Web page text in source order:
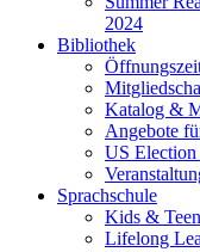
2024
Bibliothek
Katalog &
Angebote
US
Sprachschule
Kids &
Lifelong